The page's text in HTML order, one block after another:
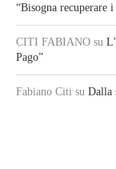
“Bisogna recuperare
CITI FABIANO su
Pago”
Fabiano Citi su Dalla